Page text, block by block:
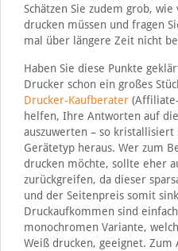
Schätzen Sie zudem grob,
drucken müssen und fragen
mal über längere Zeit nicht
Haben Sie diese Punkte
Drucker schon ein großes
Drucker-Kaufberater(Affiliate-
helfen, Ihre Antworten auf
auszuwerten – so kristallisiert
Gerätetyp heraus. Wer zum
drucken möchte, sollte eher
zurückgreifen, da dieser
und der Seitenpreis somit
Druckaufkommen sind
monochromen Variante,
Weiß drucken, geeignet. Zum